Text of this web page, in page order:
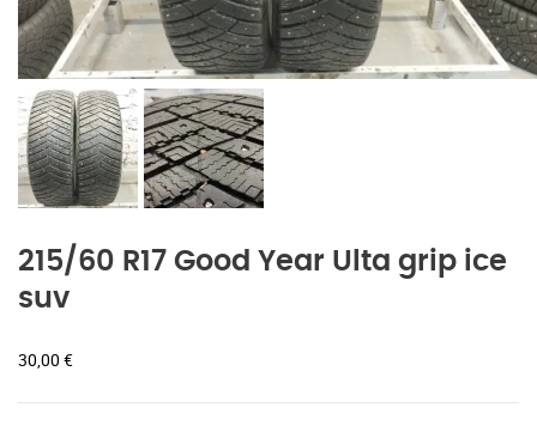
215/60 R17 Good Year Ulta grip ice
suv
30,00 €